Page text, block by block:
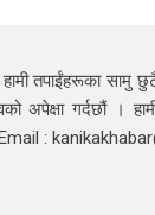
हामी तपाईंहरूका सामु
अपेक्षा गर्दछौं ।
: